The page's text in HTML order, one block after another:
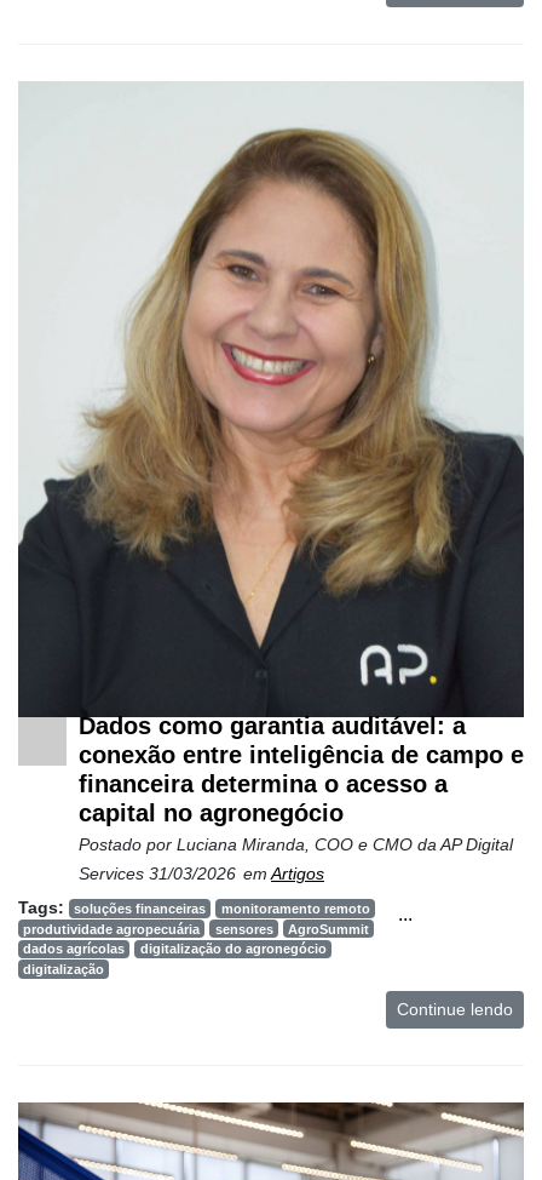
Dados como garantia auditável: a
conexão entre inteligência de campo e
financeira determina o acesso a
capital no agronegócio
Postado por Luciana Miranda, COO e CMO da AP Digital
Services 31/03/2026 em Artigos
...
Tags: soluções financeiras
monitoramento remoto
produtividade agropecuária
sensores
AgroSummit
dados agrícolas
digitalização do agronegócio
digitalização
Continue lendo